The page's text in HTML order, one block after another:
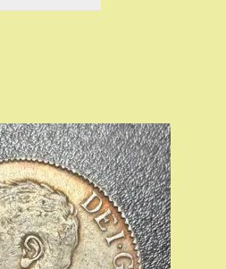
était :
est :